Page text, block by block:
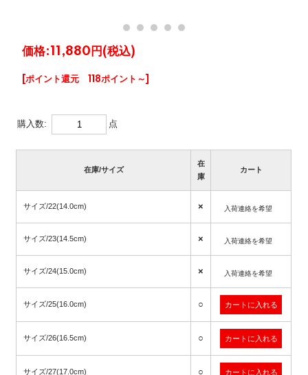
価格:11,880円 (税込)
[ポイント還元 118ポイント～]
購入数: 点
在庫/サイズ
在
庫
カート
サイズ/22(14.0cm) × 入荷連絡を希望
サイズ/23(14.5cm) × 入荷連絡を希望
サイズ/24(15.0cm) × 入荷連絡を希望
サイズ/25(16.0cm) ○
サイズ/26(16.5cm) ○
サイズ/27(17.0cm) ○